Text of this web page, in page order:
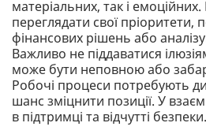
матеріальних, так і
переглядати свої пріоритети,
фінансових рішень або
Важливо не піддаватися
може бути неповною або
Робочі процеси потребують
шанс зміцнити позиції. У
в підтримці та відчутті безпеки.